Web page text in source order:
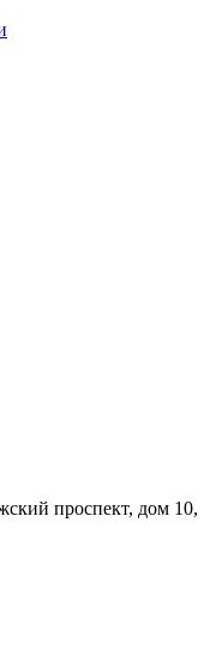
проспект, дом 10,